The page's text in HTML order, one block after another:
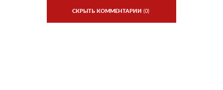
СКРЫТЬ КОММЕНТАРИИ (0)